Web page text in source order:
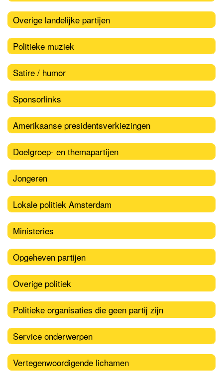
Overige landelijke partijen
Politieke muziek
Satire / humor
Sponsorlinks
Amerikaanse presidentsverkiezingen
Doelgroep- en themapartijen
Jongeren
Lokale politiek Amsterdam
Ministeries
Opgeheven partijen
Overige politiek
Politieke organisaties die geen partij zijn
Service onderwerpen
Vertegenwoordigende lichamen